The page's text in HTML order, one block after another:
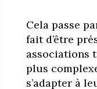
Cela passe
fait d’être
associations
plus
s’adapter à